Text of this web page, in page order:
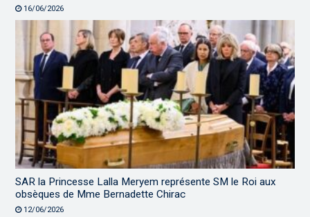
16/06/2026
SAR la Princesse Lalla Meryem représente SM le Roi aux
obsèques de Mme Bernadette Chirac
12/06/2026